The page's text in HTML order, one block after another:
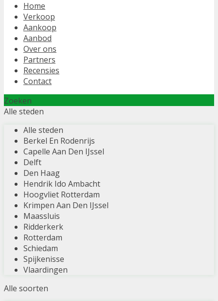
Home
Verkoop
Aankoop
Aanbod
Over ons
Partners
Recensies
Contact
Zoeken
Alle steden
Alle steden
Berkel En Rodenrijs
Capelle Aan Den IJssel
Delft
Den Haag
Hendrik Ido Ambacht
Hoogvliet Rotterdam
Krimpen Aan Den IJssel
Maassluis
Ridderkerk
Rotterdam
Schiedam
Spijkenisse
Vlaardingen
Alle soorten